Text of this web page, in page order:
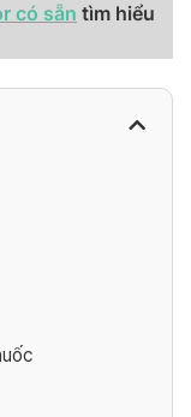
có sẵn tìm hiểu